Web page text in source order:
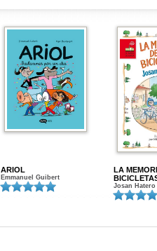
ARIOL
Emmanuel Guibert
LA
Josan Hatero